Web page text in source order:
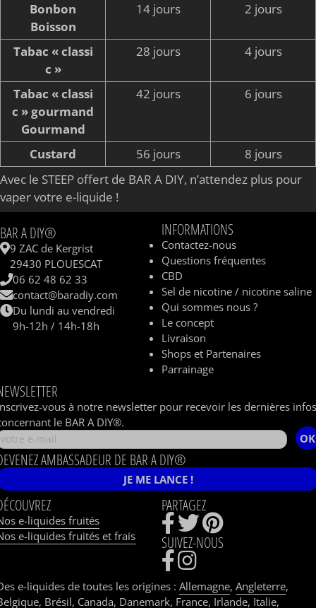
Bonbon
Boisson
14 jours 2 jours
Tabac « classi
c »
28 jours 4 jours
Tabac « classi
c » gourmand
Gourmand
42 jours 6 jours
Custard 56 jours
8 jours
Avec le STEEP offert de BAR A DIY, n’attendez plus pour
vaper votre e-liquide !
BAR A DIY®
9 ZAC de Kergrist
29430 PLOUESCAT
06 62 48 62 33
contact@baradiy.com
Du lundi au vendredi
9h-12h / 14h-18h
INFORMATIONS
Contactez-nous
Questions fréquentes
CBD
Sel de nicotine / nicotine saline
Qui sommes nous ?
Le concept
Livraison
Shops et Partenaires
Parrainage
vous à notre newsletter pour recevoir les dernières
le BAR A DIY®.
OK
AMBASSADEUR DE BAR A DIY®
JE ME LANCE !
e-liquides fruités
e-liquides fruités et frais
PARTAGEZ
SUIVEZ-NOUS
e-liquides de toutes les origines :Allemagne,Angleterre,
, Brésil, Canada, Danemark, France, Irlande, Italie,